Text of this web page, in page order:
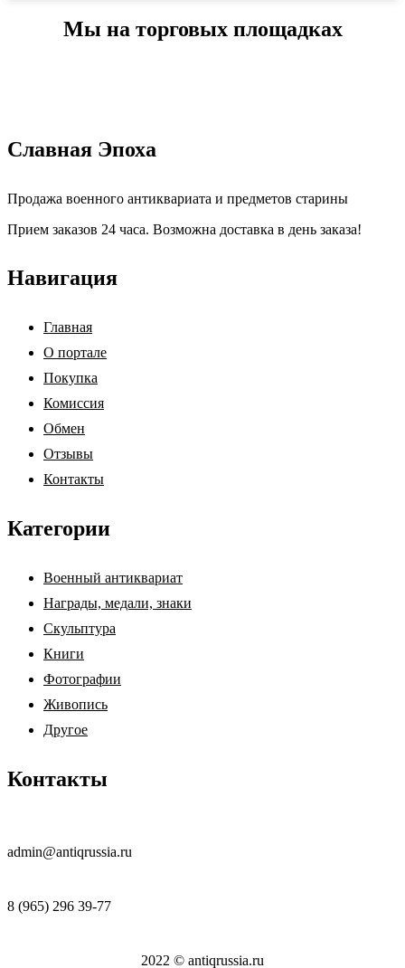
Мы на торговых площадках
Славная Эпоха
Продажа военного антиквариата и предметов старины
Прием заказов 24 часа. Возможна доставка в день заказа!
Навигация
Главная
О портале
Покупка
Комиссия
Обмен
Отзывы
Контакты
Категории
Военный антиквариат
Награды, медали, знаки
Скульптура
Книги
Фотографии
Живопись
Другое
Контакты
admin@antiqrussia.ru
8 (965) 296 39-77
2022 © antiqrussia.ru